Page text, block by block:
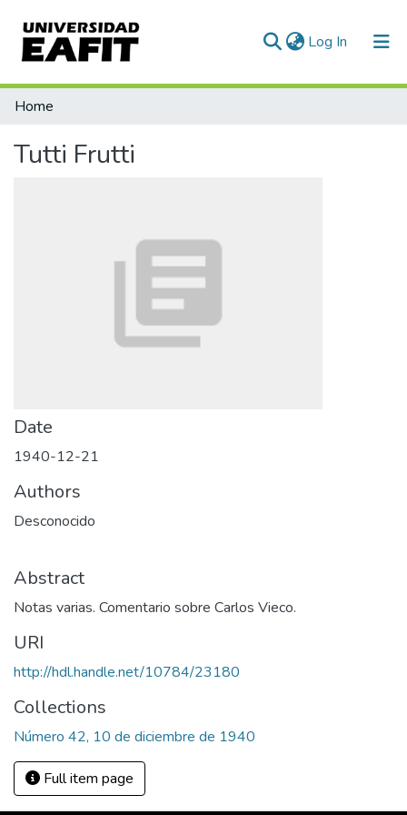
Log In (current)
Communities & Collections
Home
Tutti Frutti
Date
1940-12-21
Authors
Desconocido
Abstract
Notas varias. Comentario sobre Carlos Vieco.
URI
http://hdl.handle.net/10784/23180
Collections
Número 42, 10 de diciembre de 1940
Full item page